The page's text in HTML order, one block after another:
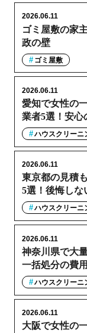
ゴミ屋敷の家
政の壁
2026.06.11
ゴミ屋敷
愛知で女性の
業者5選！安心
2026.06.11
ハウスクリーニ
東京都の見積
5選！後悔しな
2026.06.11
ハウスクリーニ
神奈川県で大
一括処分の費
2026.06.11
ハウスクリーニ
大阪で女性の
2026.06.11